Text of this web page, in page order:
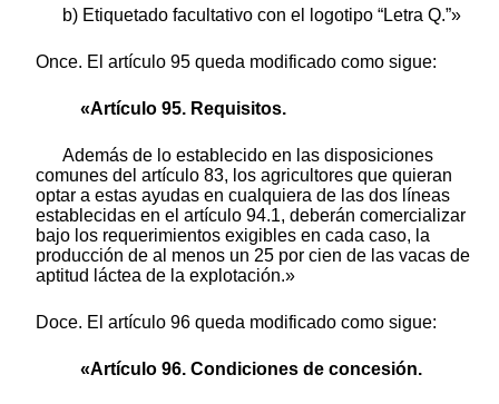
b) Etiquetado facultativo con el logotipo “Letra Q.”»
Once. El artículo 95 queda modificado como sigue:
«Artículo 95. Requisitos.
Además de lo establecido en las disposiciones
comunes del artículo 83, los agricultores que quieran
optar a estas ayudas en cualquiera de las dos líneas
establecidas en el artículo 94.1, deberán comercializar
bajo los requerimientos exigibles en cada caso, la
producción de al menos un 25 por cien de las vacas de
aptitud láctea de la explotación.»
Doce. El artículo 96 queda modificado como sigue:
«Artículo 96. Condiciones de concesión.